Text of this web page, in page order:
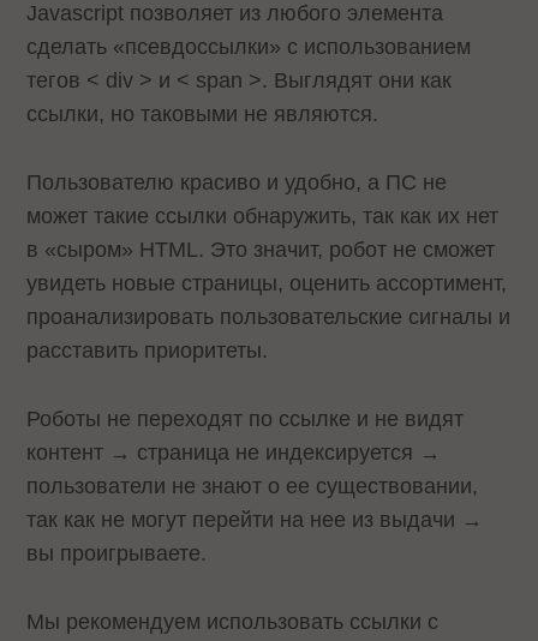
Javascript позволяет из любого элемента
сделать «псевдоссылки» с использованием
тегов < div > и < span >. Выглядят они как
ссылки, но таковыми не являются.
Пользователю красиво и удобно, а ПС не
может такие ссылки обнаружить, так как их нет
в «сыром» HTML. Это значит, робот не сможет
увидеть новые страницы, оценить ассортимент,
проанализировать пользовательские сигналы и
расставить приоритеты.
Роботы не переходят по ссылке и не видят
контент → страница не индексируется →
пользователи не знают о ее существовании,
так как не могут перейти на нее из выдачи →
вы проигрываете.
Мы рекомендуем использовать ссылки с